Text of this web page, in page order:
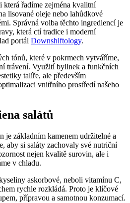
která řadíme zejména kvalitní
lisované oleje nebo lahůdkové
Správná volba těchto ingrediencí je
která ctí tradice i moderní
portál Downshiftology.
tónů, které v pokrmech vytváříme,
trávení. Využití bylinek a funkčních
talíře, ale především
vnitřního prostředí našeho
salátů
je základním kamenem udržitelné a
aby si saláty zachovaly své nutriční
nejen kvalitě surovin, ale i
v chladu.
askorbové, neboli vitamínu C,
rychle rozkládá. Proto je klíčové
přípravou a samotnou konzumací.